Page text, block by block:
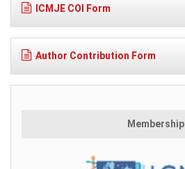
ICMJE COI Form
Author Contribution Form
Membership